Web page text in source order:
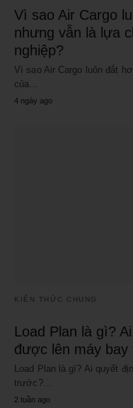
Vì sao Air Cargo
nhưng vẫn là lựa
nghiệp?
Vì sao Air Cargo luôn đắt
của…
4 ngày ago
KIẾN THỨC CHUNG
Load Plan là gì?
được lên máy bay
Load Plan là gì? Ai quyết
trước?…
2 tuần ago